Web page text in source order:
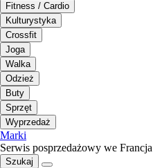
Fitness / Cardio
Kulturystyka
Crossfit
Joga
Walka
Odzież
Buty
Sprzęt
Wyprzedaż
Marki
Serwis posprzedażowy we Francja
Szukaj